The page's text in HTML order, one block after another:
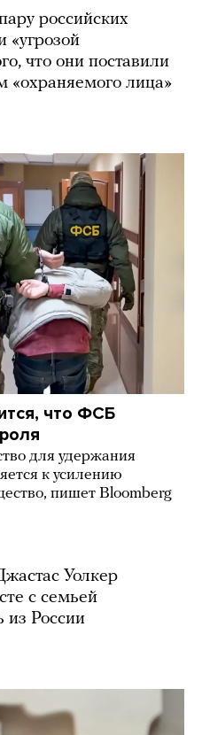
российских
«угрозой
что они поставили
«охраняемого лица»
что ФСБ
для удержания
к усилению
пишет Bloomberg
Уолкер
с семьей
из России